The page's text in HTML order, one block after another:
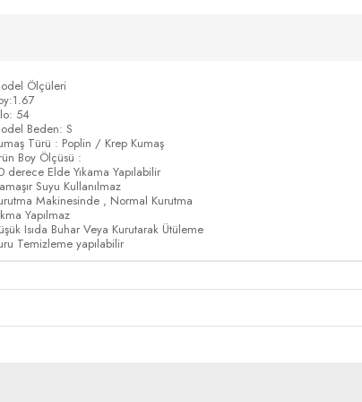
Ölçüleri
54
Beden: S
Türü : Poplin / Krep Kumaş
Boy Ölçüsü :
derece Elde Yıkama Yapılabilir
Suyu Kullanılmaz
Makinesinde , Normal Kurutma
Yapılmaz
Isıda Buhar Veya Kurutarak Ütüleme
Temizleme yapılabilir